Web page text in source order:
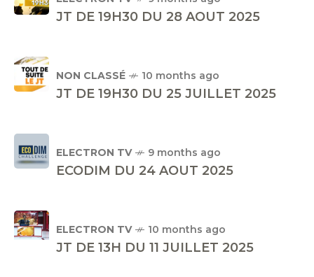
JT DE 19H30 DU 28 AOUT 2025
NON CLASSÉ 10 months ago
JT DE 19H30 DU 25 JUILLET 2025
ELECTRON TV 9 months ago
ECODIM DU 24 AOUT 2025
ELECTRON TV 10 months ago
JT DE 13H DU 11 JUILLET 2025